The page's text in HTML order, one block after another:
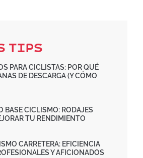
Tips
PARA CICLISTAS: POR QUÉ
DE DESCARGA (Y CÓMO
BASE CICLISMO: RODAJES
TU RENDIMIENTO
CARRETERA: EFICIENCIA
Y AFICIONADOS